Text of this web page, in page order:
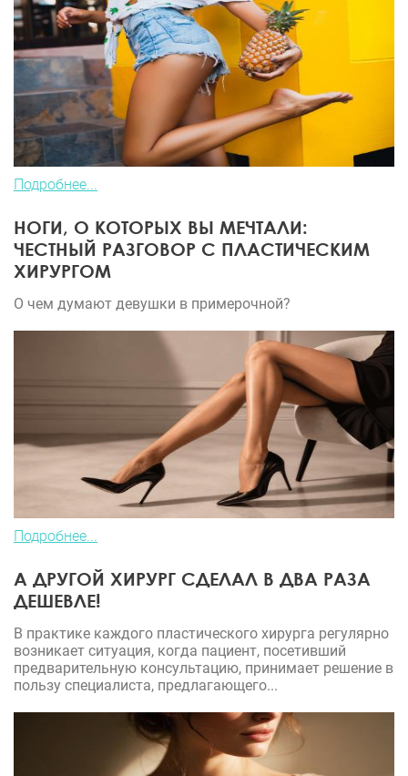
Подробнее...
НОГИ, О КОТОРЫХ ВЫ МЕЧТАЛИ:
ЧЕСТНЫЙ РАЗГОВОР С ПЛАСТИЧЕСКИМ
ХИРУРГОМ
О чем думают девушки в примерочной?
Подробнее...
А ДРУГОЙ ХИРУРГ СДЕЛАЛ В ДВА РАЗА
ДЕШЕВЛЕ!
В практике каждого пластического хирурга регулярно
возникает ситуация, когда пациент, посетивший
предварительную консультацию, принимает решение в
пользу специалиста, предлагающего...